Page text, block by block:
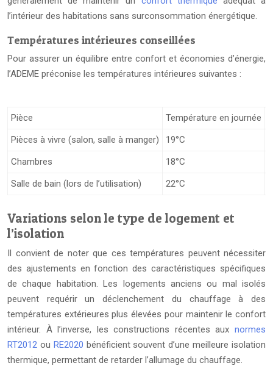
l’intérieur des habitations sans surconsommation énergétique.
Températures intérieures conseillées
Pour assurer un équilibre entre confort et économies d’énergie,
l’ADEME préconise les températures intérieures suivantes :
Pièce Température en journée
Pièces à vivre (salon, salle à manger)
19°C
Chambres
18°C
Salle de bain (lors de l’utilisation)
22°C
Variations selon le type de logement et
l’isolation
Il convient de noter que ces températures peuvent nécessiter
des ajustements en fonction des caractéristiques spécifiques
de chaque habitation. Les logements anciens ou mal isolés
peuvent requérir un déclenchement du chauffage à des
températures extérieures plus élevées pour maintenir le confort
intérieur. À l’inverse, les constructions récentes aux normes
RT2012 ou RE2020 bénéficient souvent d’une meilleure isolation
thermique, permettant de retarder l’allumage du chauffage.